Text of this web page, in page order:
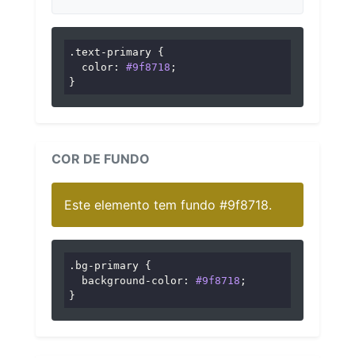
.text-primary {
color : #9f8718 ;
}
COR DE FUNDO
Este elemento tem fundo #9f8718.
.bg-primary {
background-color : #9f8718 ;
}